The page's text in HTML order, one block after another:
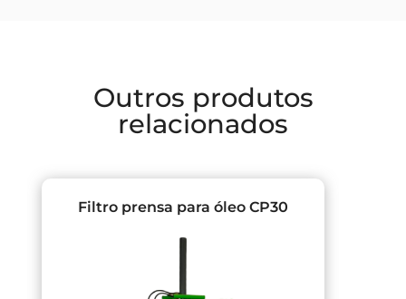
Outros produtos
relacionados
Filtro prensa para óleo CP30